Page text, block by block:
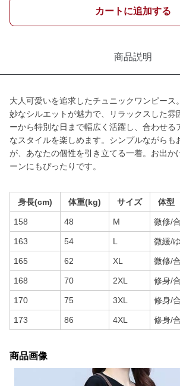
カートに追加する
商品説明
大人可愛いを追求したチュニックワンピース
妙なシルエットが魅力で、リラックスした雰
ーから特別な日まで幅広く活躍し、合わせる
なスタイルを楽しめます。シンプルながらも
が、あなたの個性を引き立てる一着。お出か
ーンにもぴったりです。
身長(cm) 体重(kg) サイズ 体型
158 48 M 微修/
163 54 L 微緩/
165 62 XL 微修/
168 70 2XL 修身/
170 75 3XL 修身/
173 86 4XL 修身/
商品画像